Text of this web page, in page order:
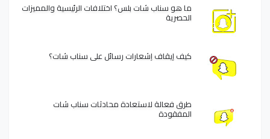
ما هو سناب شات بلس؟ اختلافات الرئيسية والمميزات
الحصرية
كيف إيقاف إشعارات رسائل على سناب شات؟
طرق فعالة لاستعادة محادثات سناب شات
المفقودة